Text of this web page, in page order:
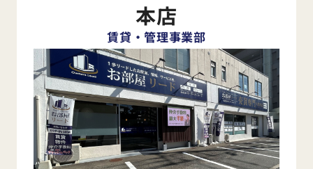
売買店舗
2025年12月29日（月）～2026年1
月5日（月）
本店
賃貸・管理事業部